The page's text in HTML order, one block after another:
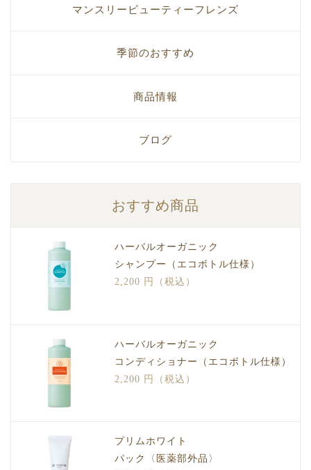
マンスリービューティーフレンズ
季節のおすすめ
商品情報
ブログ
おすすめ商品
ハーバルオーガニック
シャンプー（エコボトル仕様）
2,200 円（税込）
ハーバルオーガニック
コンディショナー（エコボトル仕様）
2,200 円（税込）
プリムホワイト
パック〈医薬部外品〉